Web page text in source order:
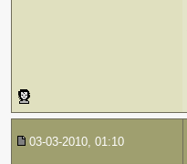
03-03-2010, 01:10